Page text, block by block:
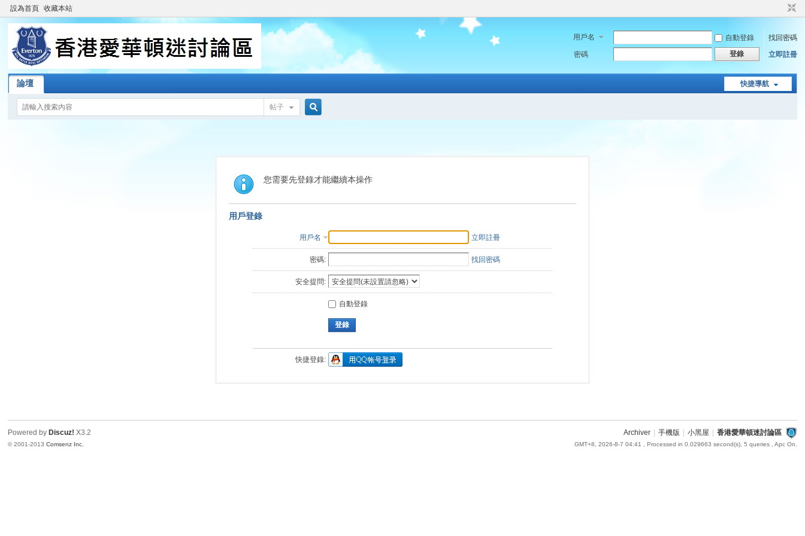
設為首頁 收藏本站
用戶名 自動登錄
找回密碼
密碼
登錄 立即註冊
快捷導航
論壇
帖子
索
您需要先登錄才能繼續本操作
用戶登錄
用戶名 立即註冊
密碼: 找回密碼
安全提問:
自動登錄
登錄
快捷登錄:
Archiver 手機版 小黑屋 香港愛華頓迷討論區
GMT+8, 2026-8-7 04:41 , Processed in 0.029663 second(s), 5 queries , Apc On.
Powered by Discuz! X3.2
© 2001-2013Comsenz Inc.